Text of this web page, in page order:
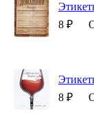
8 ₽
8 ₽